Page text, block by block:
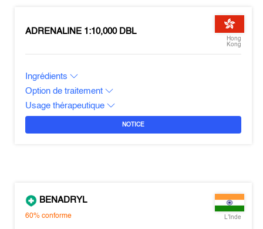
ADRENALINE 1:10,000 DBL
Hong
Kong
Ingrédients
Option de traitement
Usage thérapeutique
NOTICE
BENADRYL
60%conforme L'Inde